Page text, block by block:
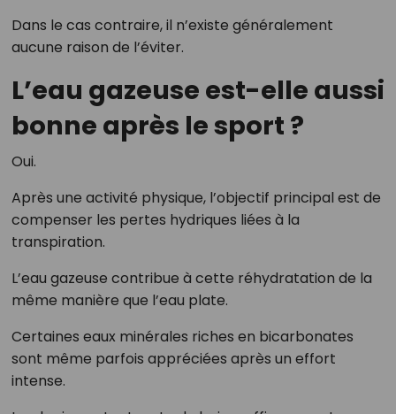
Dans le cas contraire, il n’existe généralement
aucune raison de l’éviter.
L’eau gazeuse est-elle aussi
bonne après le sport ?
Oui.
Après une activité physique, l’objectif principal est de
compenser les pertes hydriques liées à la
transpiration.
L’eau gazeuse contribue à cette réhydratation de la
même manière que l’eau plate.
Certaines eaux minérales riches en bicarbonates
sont même parfois appréciées après un effort
intense.